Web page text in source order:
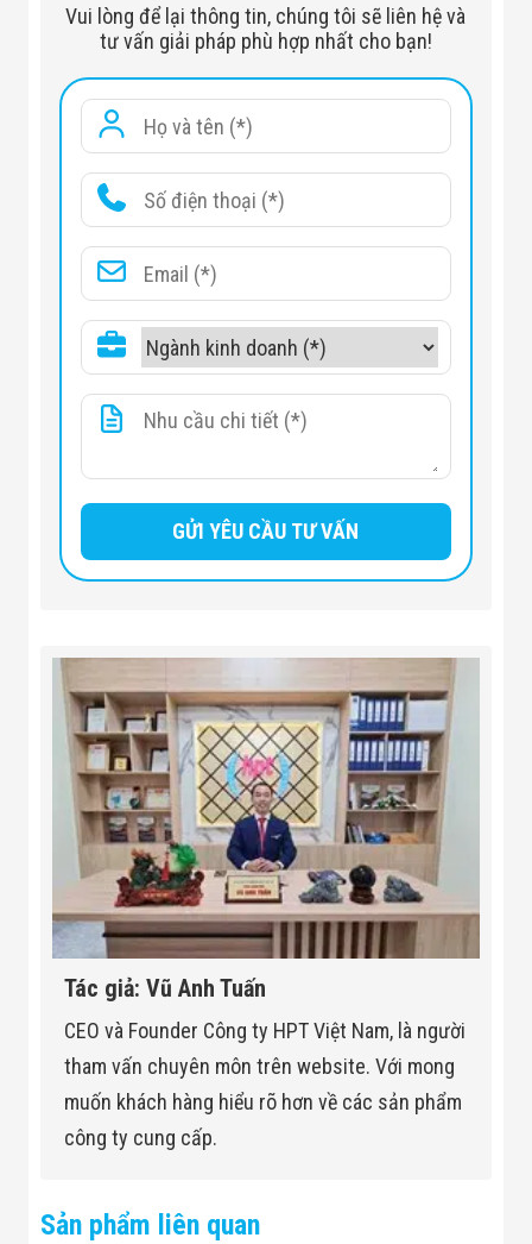
Vui lòng để lại thông tin, chúng tôi sẽ liên hệ và
tư vấn giải pháp phù hợp nhất cho bạn!
Tác giả: Vũ Anh Tuấn
CEO và Founder Công ty HPT Việt Nam, là người
tham vấn chuyên môn trên website. Với mong
muốn khách hàng hiểu rõ hơn về các sản phẩm
công ty cung cấp.
Sản phẩm liên quan